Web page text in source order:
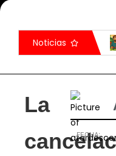
Noticias
La carretilla
La
FECHA: